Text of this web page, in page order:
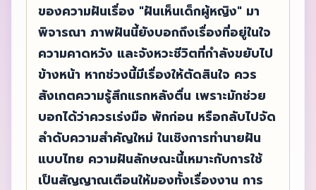
ของความฝันเรื่อง "ฝันเห็นเด็กผู้หญิง" มา
พิจารณา ภาพฝันนี้ยังบอกถึงเรื่องที่อยู่ในใจ
ความคาดหวัง และจังหวะชีวิตที่กำลังขยับไป
ข้างหน้า หากช่วงนี้มีเรื่องให้ตัดสินใจ ควร
สังเกตความรู้สึกแรกหลังตื่น เพราะมักช่วย
บอกได้ว่าควรเร่งมือ พักก่อน หรือกลับไปจัด
ลำดับความสำคัญใหม่ ในเชิงการทำนายฝัน
แบบไทย ความฝันลักษณะนี้เหมาะกับการใช้
เป็นสัญญาณเตือนให้มองทั้งเรื่องงาน การ